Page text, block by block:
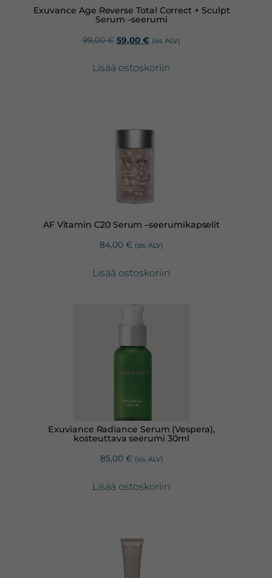
Exuvance Age Reverse Total Correct + Sculpt
Serum –seerumi
99,00€ Alkuperäinen
oli:
59,00 €Nykyinen
on:
(sis. ALV)
Lisää ostoskoriin
AF Vitamin C20 Serum –seerumikapselit
84,00 € (sis. ALV)
Lisää ostoskoriin
Exuviance Radiance Serum (Vespera),
kosteuttava seerumi 30ml
85,00 € (sis. ALV)
Lisää ostoskoriin